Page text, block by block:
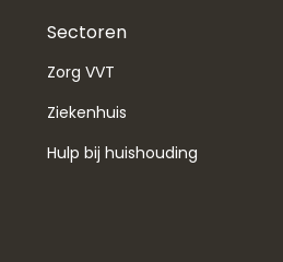
Sectoren
Zorg VVT
Ziekenhuis
Hulp bij huishouding